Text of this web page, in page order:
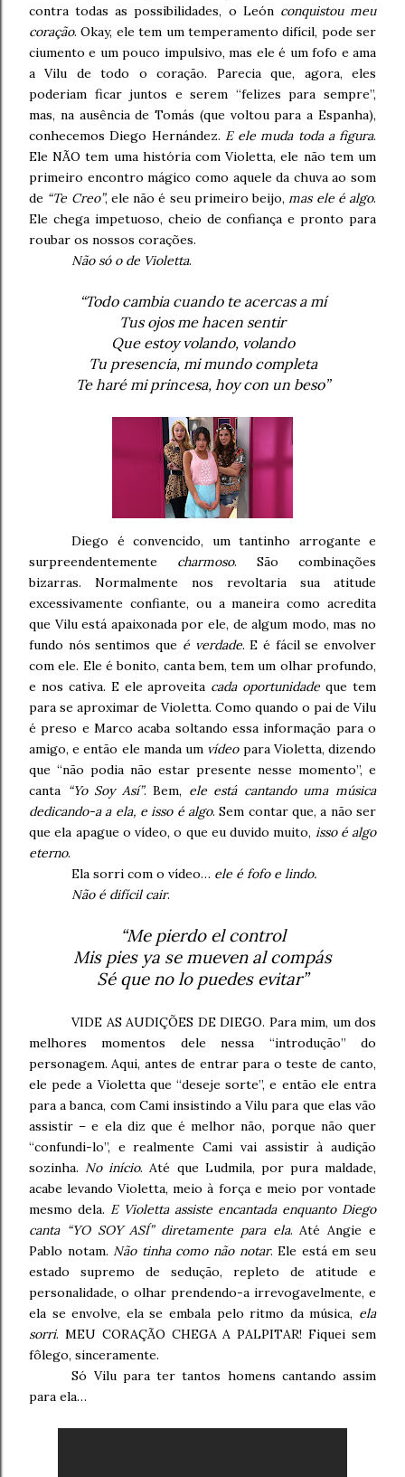
contra todas as possibilidades, o León conquistou meu
coração. Okay, ele tem um temperamento difícil, pode ser
ciumento e um pouco impulsivo, mas ele é um fofo e ama
a Vilu de todo o coração. Parecia que, agora, eles
poderiam ficar juntos e serem “felizes para sempre”,
mas, na ausência de Tomás (que voltou para a Espanha),
conhecemos Diego Hernández. E ele muda toda a figura.
Ele NÃO tem uma história com Violetta, ele não tem um
primeiro encontro mágico como aquele da chuva ao som
de “Te Creo”, ele não é seu primeiro beijo,mas ele é algo.
Ele chega impetuoso, cheio de confiança e pronto para
roubar os nossos corações.
Não só o de Violetta.
“Todo cambia cuando te acercas a mí
Tus ojos me hacen sentir
Que estoy volando, volando
Tu presencia, mi mundo completa
Te haré mi princesa, hoy con un beso”
Diego é convencido, um tantinho arrogante e
surpreendentemente charmoso. São combinações
bizarras. Normalmente nos revoltaria sua atitude
excessivamente confiante, ou a maneira como acredita
que Vilu está apaixonada por ele, de algum modo, mas no
fundo nós sentimos que é verdade. E é fácil se envolver
com ele. Ele é bonito, canta bem, tem um olhar profundo,
e nos cativa. E ele aproveita cada oportunidade que tem
para se aproximar de Violetta. Como quando o pai de Vilu
é preso e Marco acaba soltando essa informação para o
amigo, e então ele manda um vídeopara Violetta, dizendo
que “não podia não estar presente nesse momento”, e
canta “Yo Soy Así”. Bem, ele está cantando uma música
dedicando-a a ela, e isso é algo. Sem contar que, a não ser
que ela apague o vídeo, o que eu duvido muito, isso é algo
eterno.
Ela sorri com o vídeo… ele é fofo e lindo.
Não é difícil cair.
“Me pierdo el control
Mis pies ya se mueven al compás
Sé que no lo puedes evitar”
VIDE AS AUDIÇÕES DE DIEGO. Para mim, um dos
melhores momentos dele nessa “introdução” do
personagem. Aqui, antes de entrar para o teste de canto,
ele pede a Violetta que “deseje sorte”, e então ele entra
para a banca, com Cami insistindo a Vilu para que elas vão
assistir – e ela diz que é melhor não, porque não quer
“confundi-lo”, e realmente Cami vai assistir à audição
sozinha. No início. Até que Ludmila, por pura maldade,
acabe levando Violetta, meio à força e meio por vontade
mesmo dela. E Violetta assiste encantada enquanto Diego
canta “YO SOY ASÍ” diretamente para ela. Até Angie e
Pablo notam. Não tinha como não notar. Ele está em seu
estado supremo de sedução, repleto de atitude e
personalidade, o olhar prendendo-a irrevogavelmente, e
ela se envolve, ela se embala pelo ritmo da música, ela
sorri. MEU CORAÇÃO CHEGA A PALPITAR! Fiquei sem
fôlego, sinceramente.
Só Vilu para ter tantos homens cantando assim
para ela…